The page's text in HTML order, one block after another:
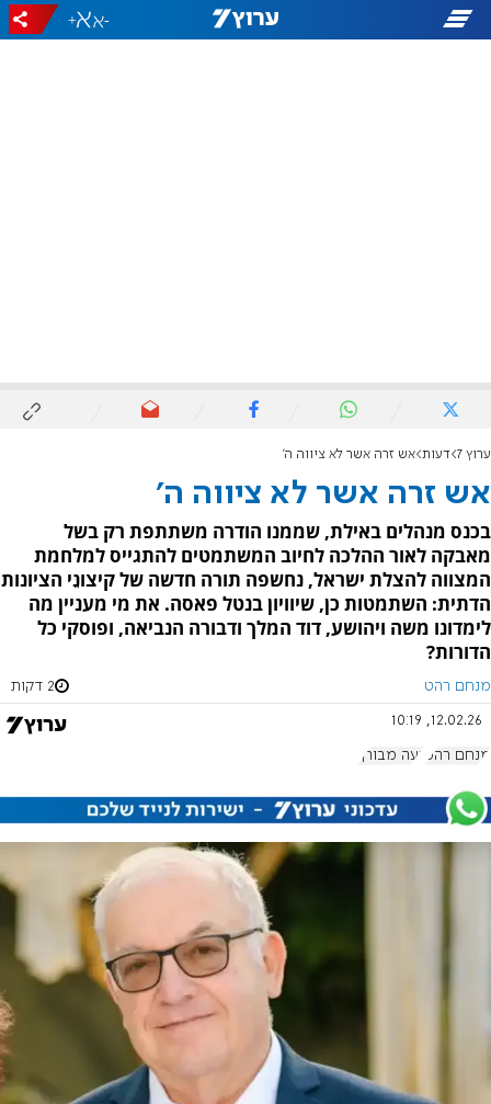
-
+
ערוץ 7 דעות אש זרה אשר לא ציווה ה'
אש זרה אשר לא ציווה ה'
בכנס מנהלים באילת, שממנו הודרה משתתפת רק בשל
מאבקה לאור ההלכה לחיוב המשתמטים להתגייס למלחמת
המצווה להצלת ישראל, נחשפה תורה חדשה של קיצונֵי הציונות
הדתית: השתמטות כן, שיוויון בנטל פאסה. את מי מעניין מה
לימדונו משה ויהושע, דוד המלך ודבורה הנביאה, ופוסקי כל
הדורות?
מנחם רהט 2 דקות
12.02.26, 10:19
מנחם רהט נעה מבורך